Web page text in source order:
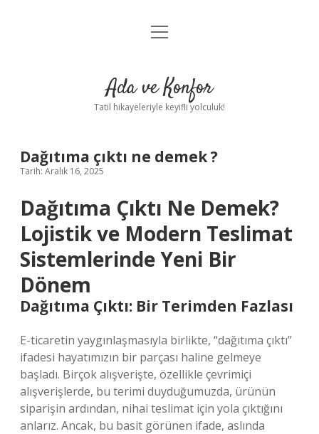
Anasayfa
Yasal Uyarı
menüyü
Ada ve Konfor
Tatil hikayeleriyle keyifli yolculuk!
Dağıtıma çıktı ne demek ?
Tarih: Aralık 16, 2025
Dağıtıma Çıktı Ne Demek?
Lojistik ve Modern Teslimat
Sistemlerinde Yeni Bir
Dönem
Dağıtıma Çıktı: Bir Terimden Fazlası
E-ticaretin yaygınlaşmasıyla birlikte, “dağıtıma çıktı”
ifadesi hayatımızın bir parçası haline gelmeye
başladı. Birçok alışverişte, özellikle çevrimiçi
alışverişlerde, bu terimi duyduğumuzda, ürünün
siparişin ardından, nihai teslimat için yola çıktığını
anlarız. Ancak, bu basit görünen ifade, aslında